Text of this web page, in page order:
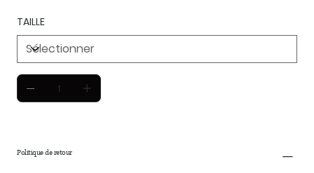
TAILLE
Politique de retour